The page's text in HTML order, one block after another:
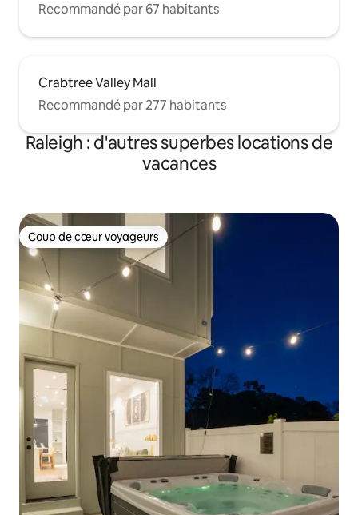
Recommandé par 67 habitants
Crabtree Valley Mall
Recommandé par 277 habitants
Raleigh : d'autres superbes locations de
vacances
Coup de cœur voyageurs
Coup de cœur voyageurs